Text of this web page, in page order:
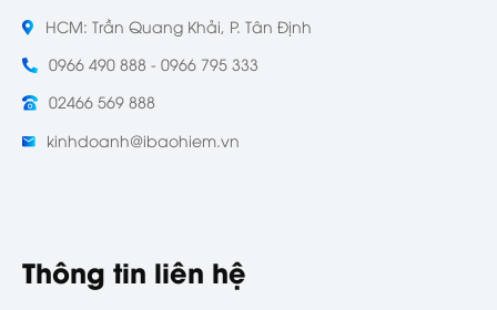
HCM: Trần Quang Khải, P. Tân Định
0966 490 888 - 0966 795 333
02466 569 888
kinhdoanh@ibaohiem.vn
Thông tin liên hệ